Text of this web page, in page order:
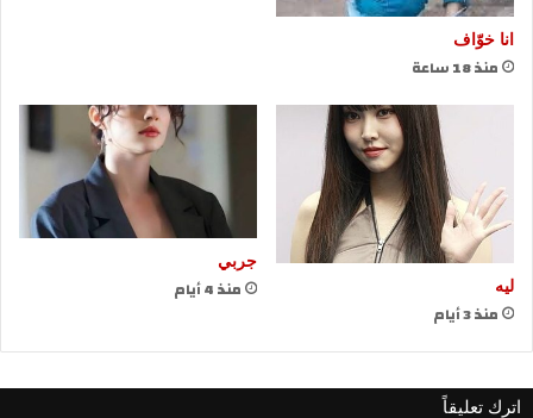
انا خوّاف
منذ 18 ساعة
ليه
منذ 3 أيام
جربي
منذ 4 أيام
اترك تعليقاً